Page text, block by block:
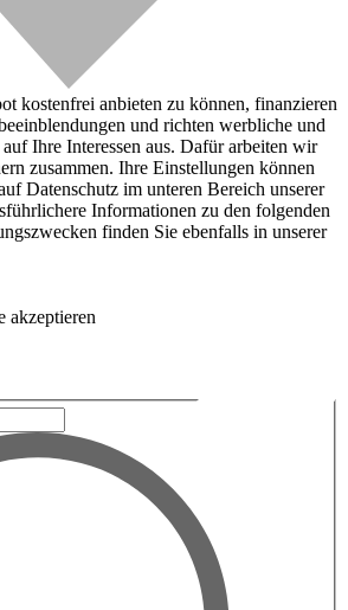
kostenfrei anbieten zu können, finanzieren
und richten werbliche und
Ihre Interessen aus. Dafür arbeiten wir
zusammen. Ihre Einstellungen können
Datenschutz im unteren Bereich unserer
Informationen zu den folgenden
finden Sie ebenfalls in unserer
akzeptieren